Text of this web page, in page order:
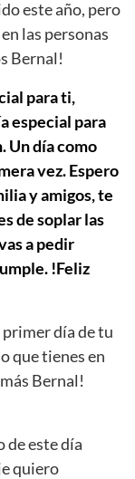
este año, pero
las personas
Bernal!
para ti,
especial para
Un día como
vez. Espero
y amigos, te
de soplar las
a pedir
!Feliz
día de tu
que tienes en
Bernal!
de este día
quiero